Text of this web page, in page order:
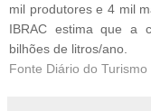
mil produtores e 4 mil
IBRAC estima que a
bilhões de litros/ano.
Fonte Diário do Turismo